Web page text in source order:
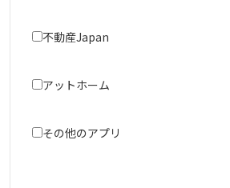
不動産Japan
アットホーム
その他のアプリ